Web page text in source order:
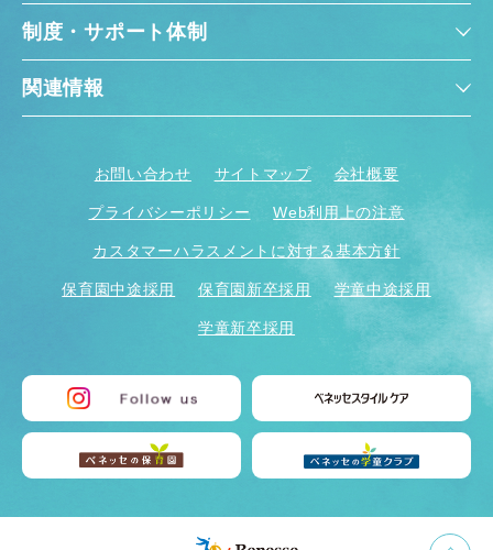
制度・サポート体制
関連情報
お問い合わせ サイトマップ 会社概要
プライバシーポリシー Web利用上の注意
カスタマーハラスメントに対する基本方針
保育園中途採用 保育園新卒採用 学童中途採用
学童新卒採用